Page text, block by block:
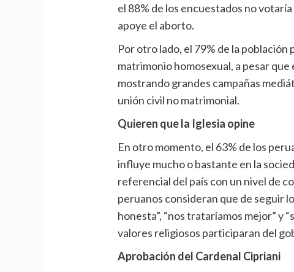
el 88% de los encuestados no
apoye el aborto.
Por otro lado, el 79% de la
matrimonio homosexual, a pesar
mostrando grandes campañas
unión civil no matrimonial.
Quieren que la Iglesia opine
En otro momento, el 63% de los
influye mucho o bastante en la
referencial del país con un nivel de
peruanos consideran que de seguir
honesta”, “nos trataríamos mejor” y
valores religiosos participaran del
Aprobación del Cardenal Cipriani